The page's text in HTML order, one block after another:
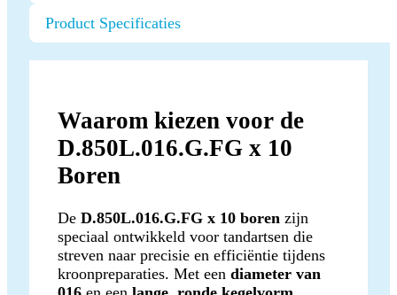
Product Specificaties
Waarom kiezen voor de
D.850L.016.G.FG x 10
Boren
De D.850L.016.G.FG x 10 boren zijn
speciaal ontwikkeld voor tandartsen die
streven naar precisie en efficiëntie tijdens
kroonpreparaties. Met een diameter van